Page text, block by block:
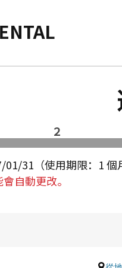
２
31（使用期限：1 個
自動更改。